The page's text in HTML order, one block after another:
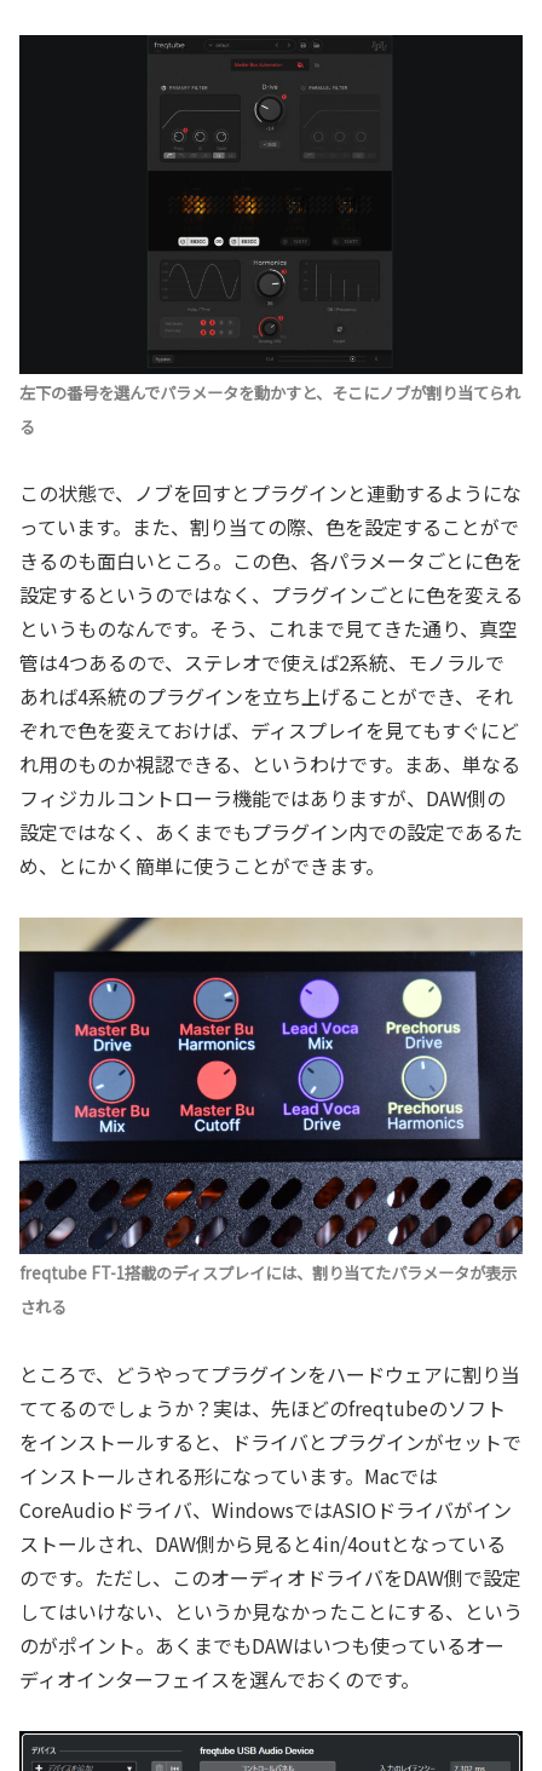
左下の番号を選んでパラメータを動かすと、そこにノブが割り当てられ
る
この状態で、ノブを回すとプラグインと連動するようにな
っています。また、割り当ての際、色を設定することがで
きるのも面白いところ。この色、各パラメータごとに色を
設定するというのではなく、プラグインごとに色を変える
というものなんです。そう、これまで見てきた通り、真空
管は4つあるので、ステレオで使えば2系統、モノラルで
あれば4系統のプラグインを立ち上げることができ、それ
ぞれで色を変えておけば、ディスプレイを見てもすぐにど
れ用のものか視認できる、というわけです。まあ、単なる
フィジカルコントローラ機能ではありますが、DAW側の
設定ではなく、あくまでもプラグイン内での設定であるた
め、とにかく簡単に使うことができます。
freqtube FT-1搭載のディスプレイには、割り当てたパラメータが表示
される
ところで、どうやってプラグインをハードウェアに割り当
ててるのでしょうか？実は、先ほどのfreqtubeのソフト
をインストールすると、ドライバとプラグインがセットで
インストールされる形になっています。Macでは
CoreAudioドライバ、WindowsではASIOドライバがイン
ストールされ、DAW側から見ると4in/4outとなっている
のです。ただし、このオーディオドライバをDAW側で設定
してはいけない、というか見なかったことにする、という
のがポイント。あくまでもDAWはいつも使っているオー
ディオインターフェイスを選んでおくのです。